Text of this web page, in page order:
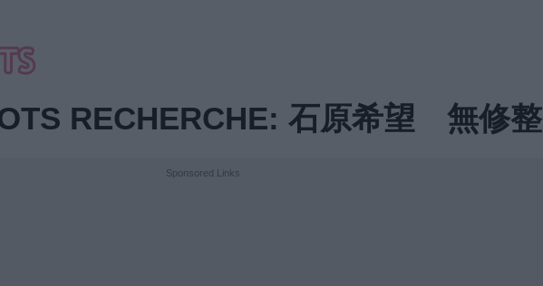
RECHERCHE: 石原希望 無修整
Sponsored Links